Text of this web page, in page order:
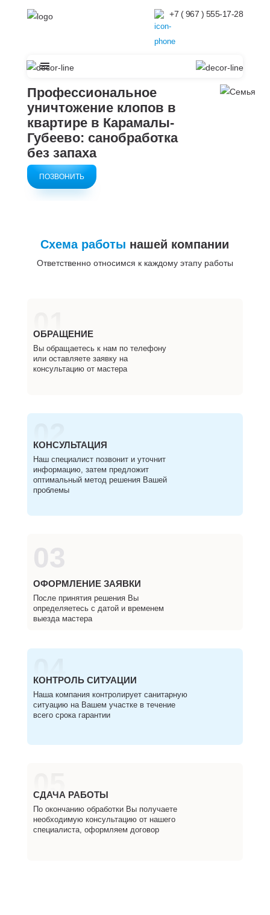
+7 ( 967 ) 555-17-28
Профессиональное
уничтожение клопов в
квартире в Карамалы-
Губеево: санобработка
без запаха
ПОЗВОНИТЬ
Схема работы нашей компании
Ответственно относимся к каждому этапу работы
01
ОБРАЩЕНИЕ
Вы обращаетесь к нам по телефону
или оставляете заявку на
консультацию от мастера
02
КОНСУЛЬТАЦИЯ
Наш специалист позвонит и уточнит
информацию, затем предложит
оптимальный метод решения Вашей
проблемы
ОФОРМЛЕНИЕ ЗАЯВКИ
После принятия решения Вы
определяетесь с датой и временем
выезда мастера
04
КОНТРОЛЬ СИТУАЦИИ
Наша компания контролирует санитарную
ситуацию на Вашем участке в течение
всего срока гарантии
05
СДАЧА РАБОТЫ
По окончанию обработки Вы получаете
необходимую консультацию от нашего
специалиста, оформляем договор